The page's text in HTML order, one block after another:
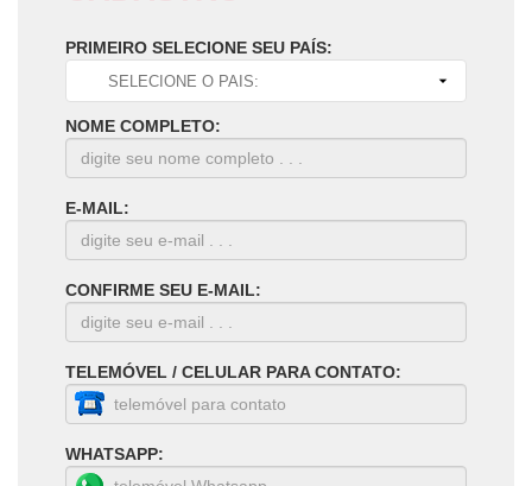
PRIMEIRO SELECIONE SEU PAÍS:
NOME COMPLETO:
E-MAIL:
CONFIRME SEU E-MAIL:
TELEMÓVEL / CELULAR PARA CONTATO:
WHATSAPP: